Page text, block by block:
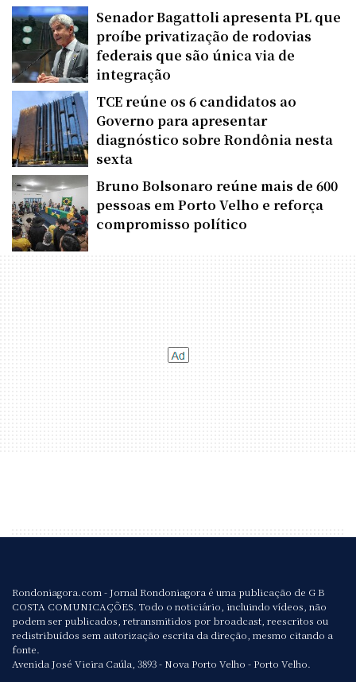
Senador Bagattoli apresenta PL que
proíbe privatização de rodovias
federais que são única via de
integração
TCE reúne os 6 candidatos ao
Governo para apresentar
diagnóstico sobre Rondônia nesta
sexta
Bruno Bolsonaro reúne mais de 600
pessoas em Porto Velho e reforça
compromisso político
Rondoniagora.com - Jornal Rondoniagora é uma publicação de G B
COSTA COMUNICAÇÕES. Todo o noticiário, incluindo vídeos, não
podem ser publicados, retransmitidos por broadcast, reescritos ou
redistribuídos sem autorização escrita da direção, mesmo citando a
fonte.
Avenida José Vieira Caúla, 3893 - Nova Porto Velho - Porto Velho.